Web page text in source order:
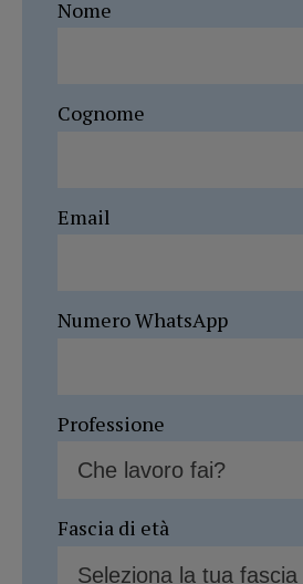
Nome
Cognome
Email
Numero WhatsApp
Professione
Fascia di età